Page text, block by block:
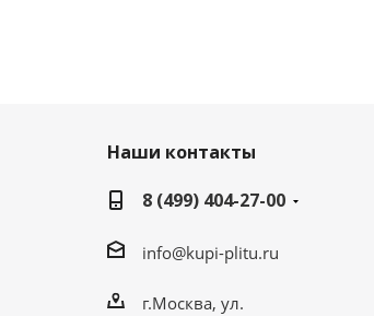
Наши контакты
8 (499) 404-27-00
info@kupi-plitu.ru
г.Москва, ул.